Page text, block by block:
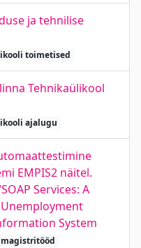
ja tehnilise
toimetised
Tehnikaülikool
ajalugu
EMPIS2 näitel.
Services: A
System
magistritööd